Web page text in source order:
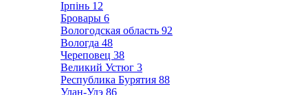
Ірпінь 12
Бровары 6
Вологодская область 92
Вологда 48
Череповец 38
Великий Устюг 3
Республика Бурятия 88
Улан-Удэ 86